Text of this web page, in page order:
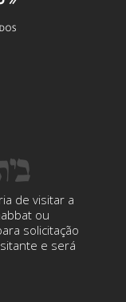
de visitar a
ou
solicitação
e será